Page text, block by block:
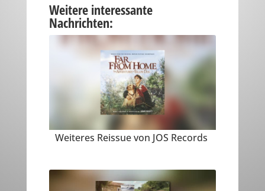
Weitere interessante
Nachrichten:
Weiteres Reissue von JOS Records